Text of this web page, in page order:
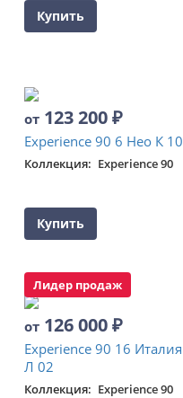
Купить
от 123 200₽
Experience 90 6 Нео К 10
Коллекция Experience 90
Купить
Лидер продаж
от 126 000₽
Experience 90 16 Италия
Л 02
Коллекция Experience 90